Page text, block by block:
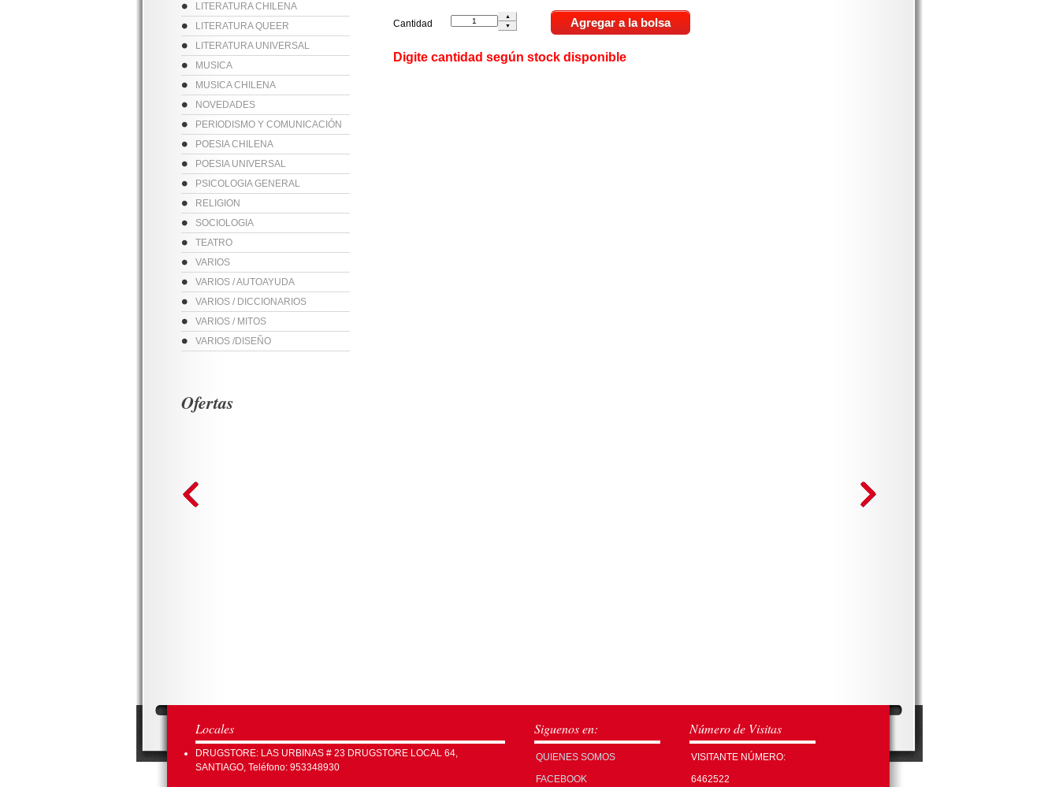
LITERATURA CHILENA
LITERATURA QUEER
LITERATURA UNIVERSAL
MUSICA
MUSICA CHILENA
NOVEDADES
PERIODISMO Y COMUNICACIÓN
POESIA CHILENA
POESIA UNIVERSAL
PSICOLOGIA GENERAL
RELIGION
SOCIOLOGIA
TEATRO
VARIOS
VARIOS / AUTOAYUDA
VARIOS / DICCIONARIOS
VARIOS / MITOS
VARIOS /DISEÑO
Cantidad
Digite cantidad según stock disponible
Ofertas
Locales
DRUGSTORE: LAS URBINAS # 23 DRUGSTORE LOCAL 64,
SANTIAGO, Teléfono: 953348930
Siguenos en:
QUIENES SOMOS
FACEBOOK
Número de Visitas
VISITANTE NÚMERO:
6462522